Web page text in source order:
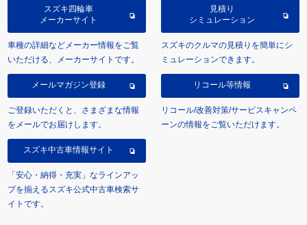
スズキ四輪車
メーカーサイト
車種の詳細などメーカー情報をご覧
いただける、メーカーサイトです。
見積り
シミュレーション
スズキのクルマの見積りを簡単にシ
ミュレーションできます。
メールマガジン登録
ご登録いただくと、さまざまな情報
をメールでお届けします。
リコール等情報
リコール/改善対策/サービスキャンペ
ーンの情報をご覧いただけます。
スズキ中古車情報サイト
「安心・納得・充実」なラインアッ
プを揃えるスズキ公式中古車検索サ
イトです。